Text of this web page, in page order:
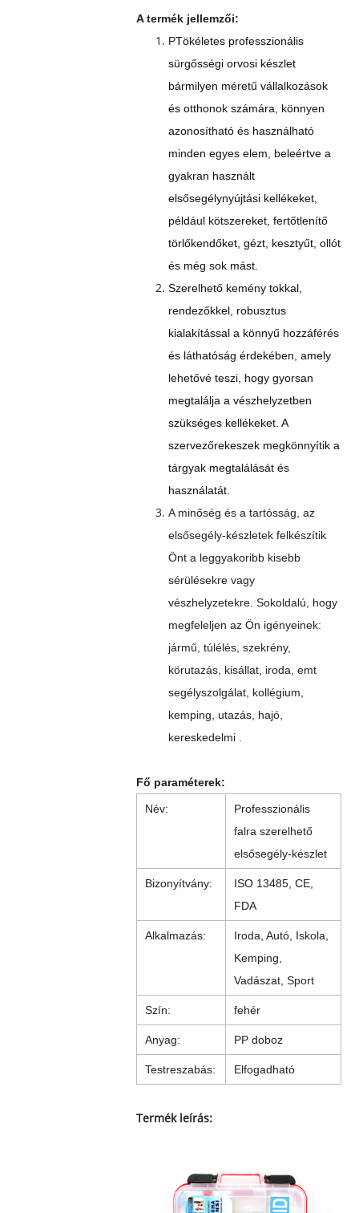
A termék jellemzői:
PTökéletes professzionális
sürgősségi orvosi készlet
bármilyen méretű vállalkozások
és otthonok számára, könnyen
azonosítható és használható
minden egyes elem, beleértve a
gyakran használt
elsősegélynyújtási kellékeket,
például kötszereket, fertőtlenítő
törlőkendőket, gézt, kesztyűt, ollót
és még sok mást.
Szerelhető kemény tokkal,
rendezőkkel, robusztus
kialakítással a könnyű hozzáférés
és láthatóság érdekében, amely
lehetővé teszi, hogy gyorsan
megtalálja a vészhelyzetben
szükséges kellékeket. A
szervezőrekeszek megkönnyítik a
tárgyak megtalálását és
használatát.
A minőség és a tartósság, az
elsősegély-készletek felkészítik
Önt a leggyakoribb kisebb
sérülésekre vagy
vészhelyzetekre. Sokoldalú, hogy
megfeleljen az Ön igényeinek:
jármű, túlélés, szekrény,
körutazás, kisállat, iroda, emt
segélyszolgálat, kollégium,
kemping, utazás, hajó,
kereskedelmi .
Fő paraméterek:
Név:
Professzionális
falra szerelhető
elsősegély-készlet
Bizonyítvány:
ISO 13485, CE,
FDA
Alkalmazás:
Iroda, Autó, Iskola,
Kemping,
Vadászat, Sport
Szín: fehér
Anyag: PP doboz
Testreszabás: Elfogadható
Termék leírás: